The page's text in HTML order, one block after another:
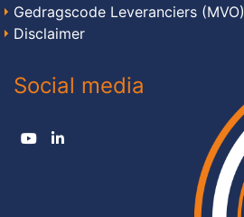
Gedragscode Leveranciers (MVO)
Disclaimer
Social media